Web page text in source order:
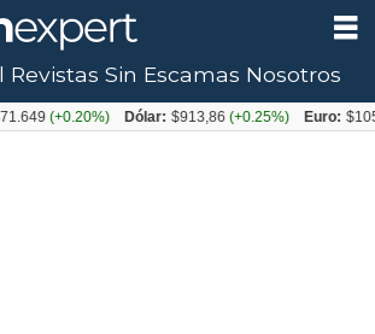
Revistas Sin Escamas Nosotros
Dólar: $913,86(+0.25%) Euro: $1053,08(-